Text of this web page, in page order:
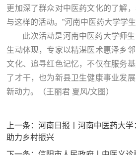
更加深了群众对中医药文化的了解
与这样的活动。”河南中医药大学学
此次活动是河南中医药大学师
生动体现，专家以精湛医术惠泽乡
文化、追寻红色记忆，不仅在服务
了才干，也为新县卫生健康事业发
新动力。（王丽君 夏风/文图）
上一条：河南日报丨河南中医药大学
助力乡村振兴